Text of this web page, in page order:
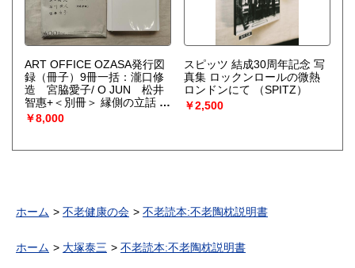
ART OFFICE OZASA発行図
録（冊子）9冊一括：瀧口修
造 宮脇愛子/ O JUN 松井
智惠+＜別冊＞ 縁側の立話 O
JUN＋松井智惠/白石由
子 ”上 下 粒子 光”/ 横溝美由
龍夫 ”＜関係＞の始まり”/
三本松倫世 加藤義夫 南條
史生 鷲田めるろ 平井章
￥8,000
スピッツ 結成30周年記念 写
真集 ロックンロールの微熱
ロンドンにて
（SPITZ）
￥2,500
ホーム 不老健康の会 不老読本:不老陶枕説明書
ホーム 大塚泰三 不老読本:不老陶枕説明書